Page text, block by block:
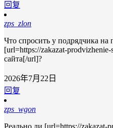
回复
zps_zlon
Что спросить у подрядчика на
[url=https://zakazat-
сайта[/url]?
2026年7月22日
回复
zps_wgon